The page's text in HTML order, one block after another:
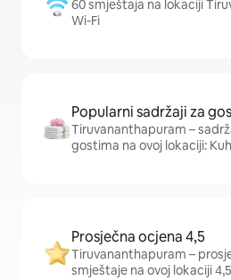
60 smještaja na lokaciji
Wi-Fi
Popularni sadržaji za
Tiruvananthapuram –
gostima na ovoj lokaciji:
Prosječna ocjena 4,5
Tiruvananthapuram –
smještaje na ovoj lokaciji